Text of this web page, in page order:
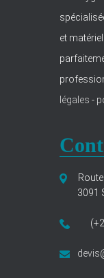
et
légales -
3091